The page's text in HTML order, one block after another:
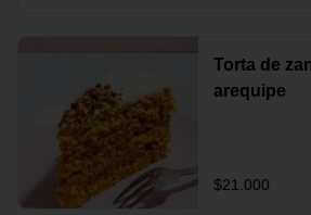
Torta de
arequipe
$21.000